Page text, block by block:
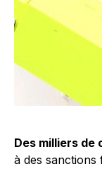
Des milliers de
à des sanctions